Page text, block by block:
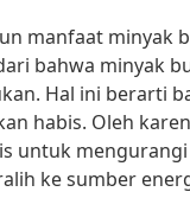
manfaat minyak
bahwa minyak
Hal ini berarti
habis. Oleh
untuk
ke sumber